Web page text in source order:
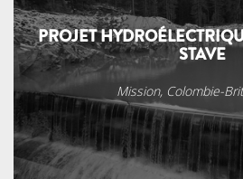
PROJET
STAVE
Mission, Colombie-